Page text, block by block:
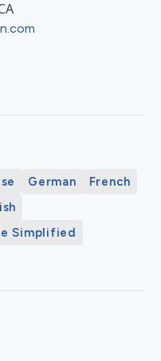
German
French
Simplified